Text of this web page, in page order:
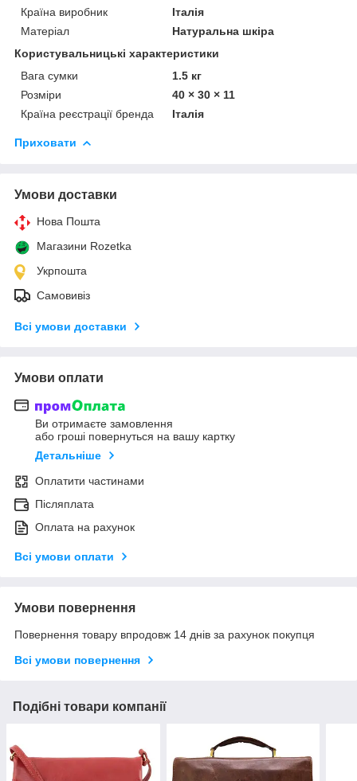
Країна виробник
Італія
Матеріал
Натуральна шкіра
Користувальницькі характеристики
Вага сумки
1.5 кг
Розміри
40 × 30 × 11
Країна реєстрації бренда
Італія
Приховати
Умови доставки
Нова Пошта
Магазини Rozetka
Укрпошта
Самовивіз
Всі умови доставки
Умови оплати
Ви отримаєте замовлення
або гроші повернуться на вашу картку
Детальніше
Оплатити частинами
Післяплата
Оплата на рахунок
Всі умови оплати
Умови повернення
Повернення товару впродовж 14 днів за рахунок покупця
Всі умови повернення
Подібні товари компанії